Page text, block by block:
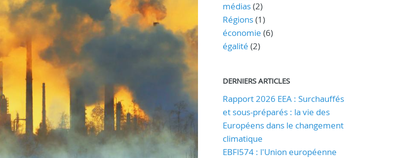
médias(2)
Régions(1)
économie (6)
égalité (2)
DERNIERS ARTICLES
Rapport 2026 EEA : Surchauffés
et sous-préparés : la vie des
Européens dans le changement
climatique
EBFl574 : l'Union européenne